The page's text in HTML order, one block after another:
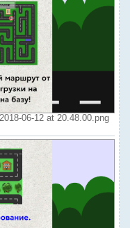
06-12 at 20.48.00.png